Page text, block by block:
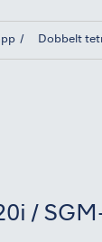
Dobbelt
/